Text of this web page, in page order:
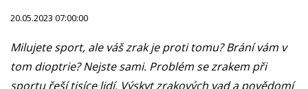
20.05.2023 07:00:00
Milujete sport, ale váš zrak je proti tomu? Brání vám v
tom dioptrie? Nejste sami. Problém se zrakem při
sportu řeší tisíce lidí. Výskyt zrakových vad a povědomí